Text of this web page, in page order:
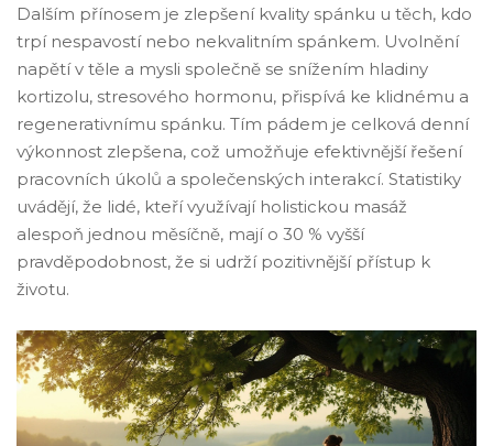
Dalším přínosem je zlepšení kvality spánku u těch, kdo
trpí nespavostí nebo nekvalitním spánkem. Uvolnění
napětí v těle a mysli společně se snížením hladiny
kortizolu, stresového hormonu, přispívá ke klidnému a
regenerativnímu spánku. Tím pádem je celková denní
výkonnost zlepšena, což umožňuje efektivnější řešení
pracovních úkolů a společenských interakcí. Statistiky
uvádějí, že lidé, kteří využívají holistickou masáž
alespoň jednou měsíčně, mají o 30 % vyšší
pravděpodobnost, že si udrží pozitivnější přístup k
životu.